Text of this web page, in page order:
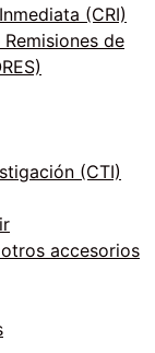
(CRI)
de
(CTI)
accesorios